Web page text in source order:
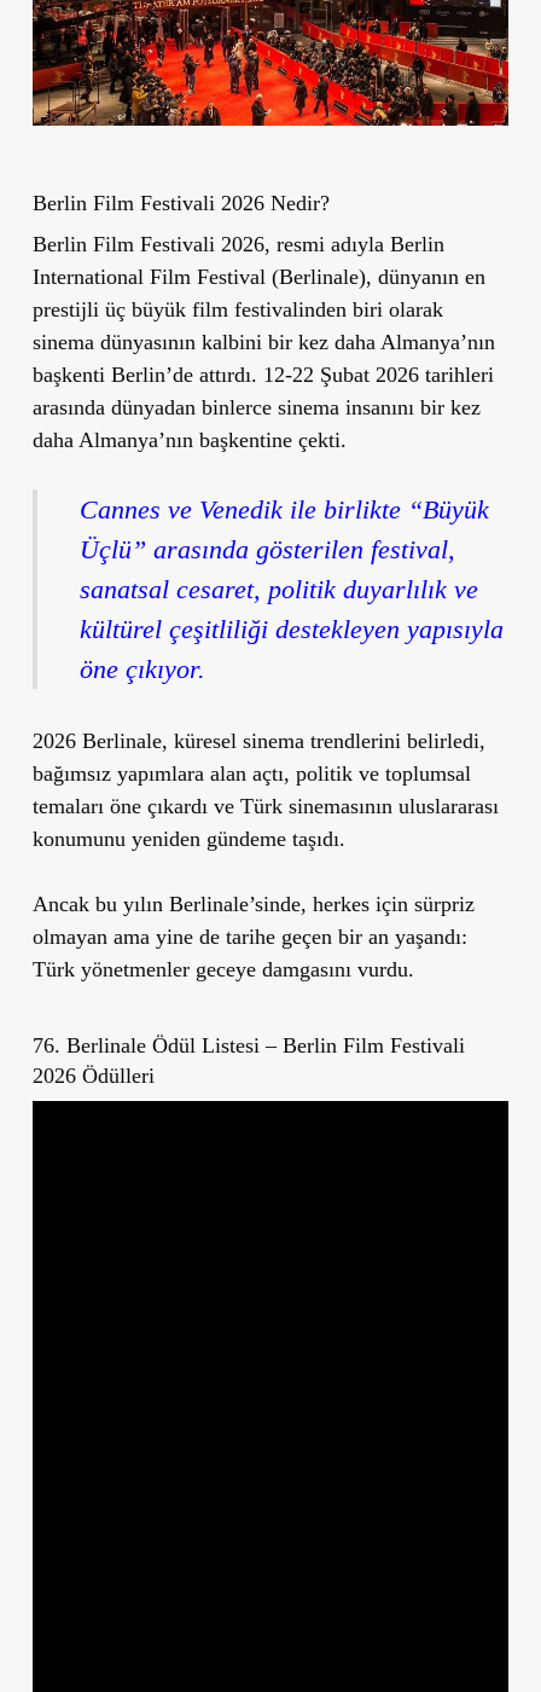
Berlin Film Festivali 2026 Nedir?
Berlin Film Festivali 2026, resmi adıyla Berlin
International Film Festival (Berlinale), dünyanın en
prestijli üç büyük film festivalinden biri olarak
sinema dünyasının kalbini bir kez daha Almanya’nın
başkenti Berlin’de attırdı. 12-22 Şubat 2026 tarihleri
arasında dünyadan binlerce sinema insanını bir kez
daha Almanya’nın başkentine çekti.
Cannes ve Venedik ile birlikte “Büyük
Üçlü” arasında gösterilen festival,
sanatsal cesaret, politik duyarlılık ve
kültürel çeşitliliği destekleyen yapısıyla
öne çıkıyor.
2026 Berlinale, küresel sinema trendlerini belirledi,
bağımsız yapımlara alan açtı, politik ve toplumsal
temaları öne çıkardı ve Türk sinemasının uluslararası
konumunu yeniden gündeme taşıdı.
Ancak bu yılın Berlinale’sinde, herkes için sürpriz
olmayan ama yine de tarihe geçen bir an yaşandı:
Türk yönetmenler geceye damgasını vurdu.
76. Berlinale Ödül Listesi – Berlin Film Festivali
2026 Ödülleri